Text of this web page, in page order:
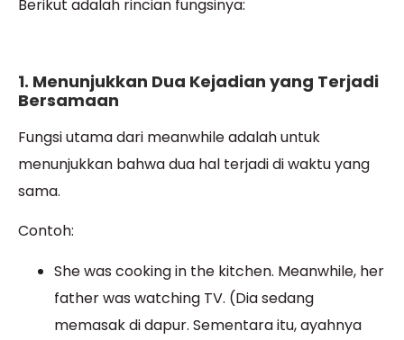
Berikut adalah rincian fungsinya:
1. Menunjukkan Dua Kejadian yang Terjadi
Bersamaan
Fungsi utama dari meanwhile adalah untuk
menunjukkan bahwa dua hal terjadi di waktu yang
sama.
Contoh:
She was cooking in the kitchen. Meanwhile, her
father was watching TV. (Dia sedang
memasak di dapur. Sementara itu, ayahnya